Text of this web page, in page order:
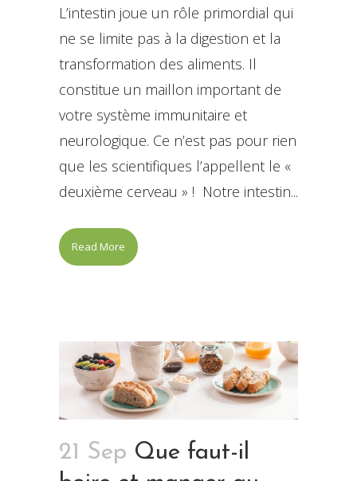
L’intestin joue un rôle primordial qui
ne se limite pas à la digestion et la
transformation des aliments. Il
constitue un maillon important de
votre système immunitaire et
neurologique. Ce n’est pas pour rien
que les scientifiques l’appellent le «
deuxième cerveau » ! Notre intestin...
Read More
21 Sep Que faut-il